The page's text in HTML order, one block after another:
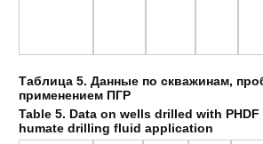
Таблица 5. Данные по скважинам,
применением ПГР
Table 5. Data on wells drilled with
humate drilling fluid application